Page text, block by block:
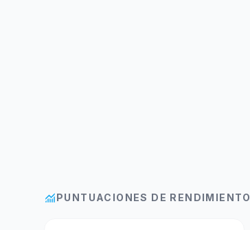
monitoringPUNTUACIONES DE RENDIMIENTO